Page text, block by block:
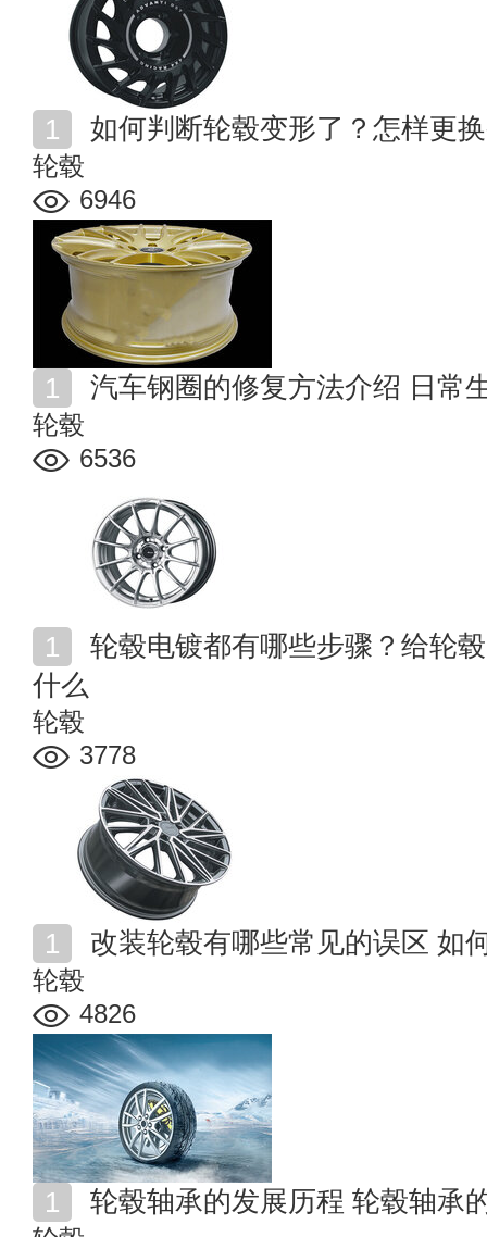
如何判断轮毂变形了？怎样更
轮毂
6946
汽车钢圈的修复方法介绍 日常
轮毂
6536
什么
轮毂
3778
改装轮毂有哪些常见的误区 如
轮毂
4826
轮毂轴承的发展历程 轮毂轴承